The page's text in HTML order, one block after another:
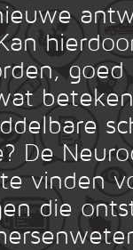
goed
De
vinden
die